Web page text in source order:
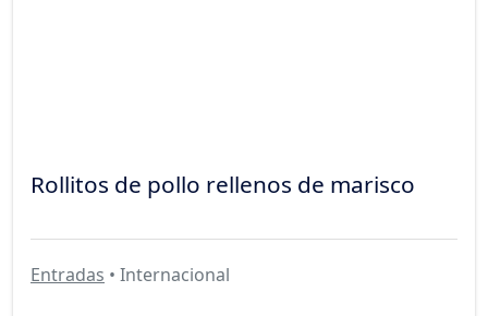
Rollitos de pollo rellenos de marisco
Entradas • Internacional